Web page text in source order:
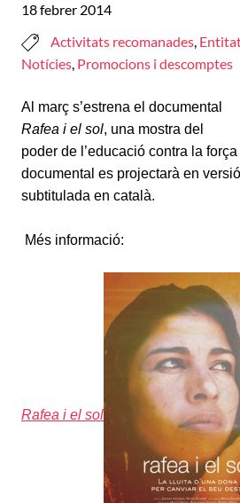
18 febrer 2014
Activitats recomanades,
Notícies, Promocions i descomptes
Al març s’estrena el documental
Rafea i el sol, una mostra del
poder de l’educació contra la
documental es projectarà en
subtitulada en català.
Més informació:
Rafea i el sol